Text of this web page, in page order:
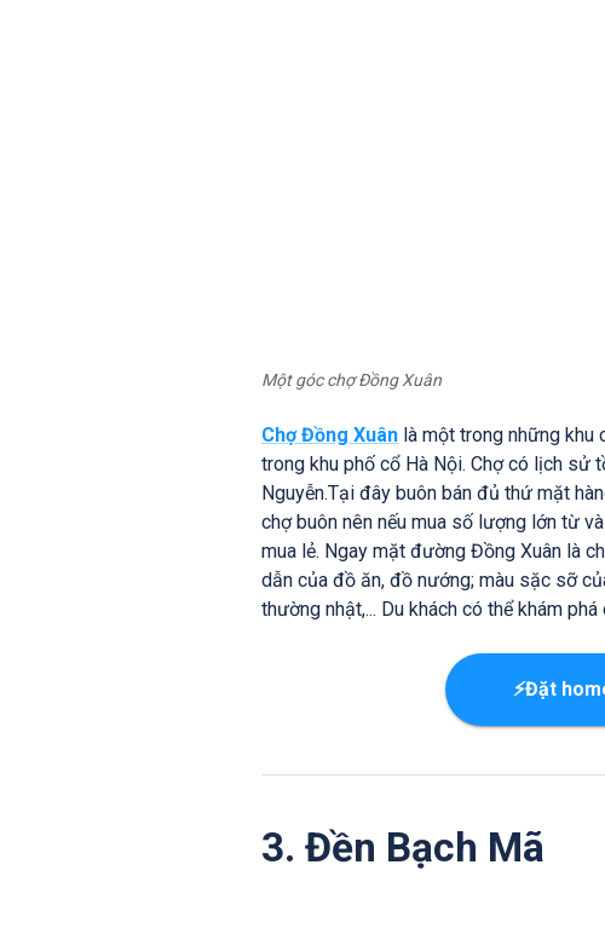
Một góc chợ Đồng Xuân
Chợ Đồng Xuân là một trong những khu
trong khu phố cổ Hà Nội. Chợ có lịch sử
Nguyễn.Tại đây buôn bán đủ thứ mặt
chợ buôn nên nếu mua số lượng lớn từ
mua lẻ. Ngay mặt đường Đồng Xuân là
dẫn của đồ ăn, đồ nướng; màu sặc sỡ
thường nhật,... Du khách có thể khám
⚡Đặt
3. Đền Bạch Mã